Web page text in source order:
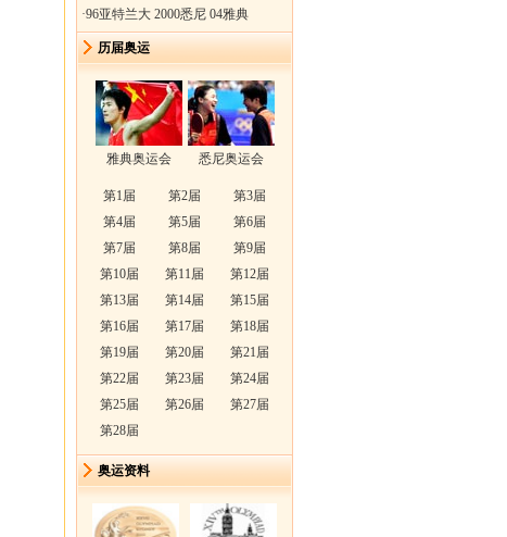
·96亚特兰大 2000悉尼 04雅典
历届奥运
雅典奥运会 悉尼奥运会
第1届 第2届
第3届
第4届
第5届
第6届
第7届
第8届
第9届
第10届
第11届
第12届
第13届
第14届
第15届
第16届
第17届
第18届
第19届
第20届
第21届
第22届
第23届
第24届
第25届
第26届
第27届
第28届
奥运资料